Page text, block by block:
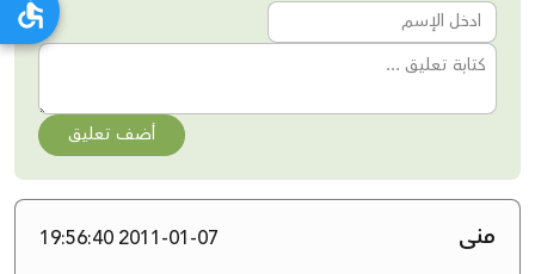
أضف تعليق
منى 2011-01-07 19:56:40